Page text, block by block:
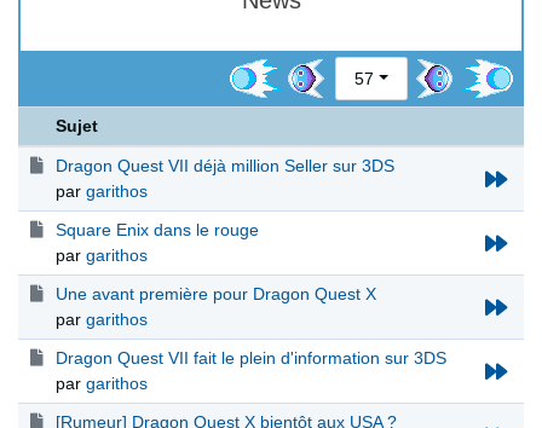
57
Sujet
Dragon Quest VII déjà million Seller sur 3DS
par garithos
Square Enix dans le rouge
par garithos
Une avant première pour Dragon Quest X
par garithos
Dragon Quest VII fait le plein d'information sur 3DS
par garithos
[Rumeur] Dragon Quest X bientôt aux USA ?